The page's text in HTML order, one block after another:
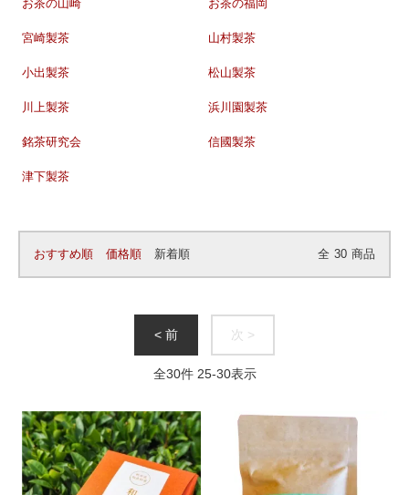
お茶の山崎 お茶の福岡
宮崎製茶 山村製茶
小出製茶 松山製茶
川上製茶 浜川園製茶
銘茶研究会 信國製茶
津下製茶
おすすめ順 価格順 新着順 全 30 商品
< 前 次 >
全30件 25-30表示